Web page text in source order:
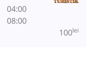
04:00
08:00
100lei